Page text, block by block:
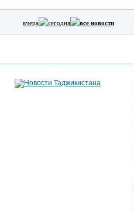
вчера сегодня все новости